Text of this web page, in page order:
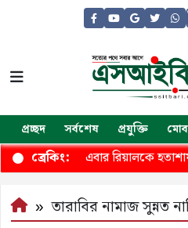
প্রচ্ছদ সর্বশেষ প্রযুক্তি
ব্রেকিং:এবার রিয়ালকে হতাশায়
তারাবির নামাজ সুন্নত